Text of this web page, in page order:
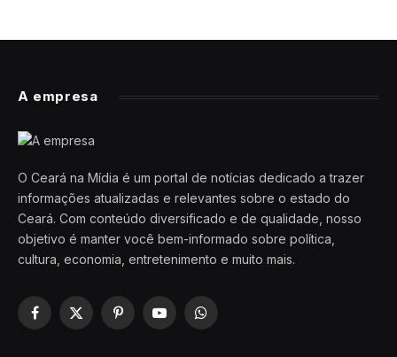
A empresa
O Ceará na Mídia é um portal de notícias dedicado a trazer
informações atualizadas e relevantes sobre o estado do
Ceará. Com conteúdo diversificado e de qualidade, nosso
objetivo é manter você bem-informado sobre política,
cultura, economia, entretenimento e muito mais.
Facebook
X
PinterestYouTubeWhatsApp